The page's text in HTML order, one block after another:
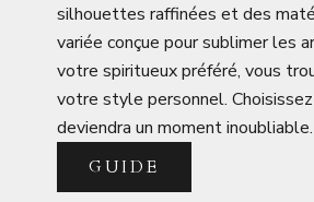
silhouettes raffinées et des
variée conçue pour sublimer les
votre spiritueux préféré, vous
votre style personnel.
deviendra un moment inoubliable.
GUIDE